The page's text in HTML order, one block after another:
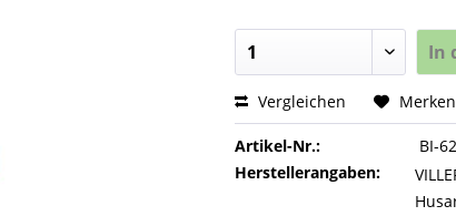
In
Vergleichen Merken
Artikel-Nr.:
BI-
Herstellerangaben: